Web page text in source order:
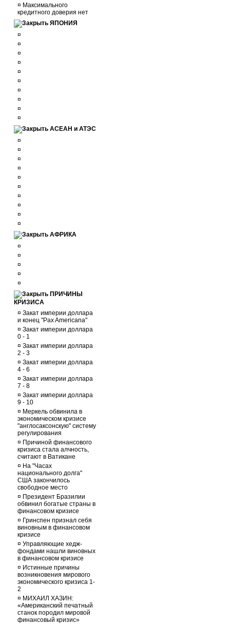
¤ Максимального
кредитного доверия нет
ЯПОНИЯ
¤
¤
¤
¤
¤
¤
¤
¤
¤
¤
АСЕАН и АТЭС
¤
¤
¤
¤
¤
¤
¤
¤
¤
¤
АФРИКА
¤
¤
¤
¤
¤
ПРИЧИНЫ
КРИЗИСА
¤ Закат империи доллара
и конец "Pax Americana"
¤ Закат империи доллара
0 - 1
¤ Закат империи доллара
2 - 3
¤ Закат империи доллара
4 - 6
¤ Закат империи доллара
7 - 8
¤ Закат империи доллара
9 - 10
¤ Меркель обвинила в
экономическом кризисе
"англосаксонскую" систему
регулирования
¤ Причиной финансового
кризиса стала алчность,
считают в Ватикане
¤ На "Часах
национального долга"
США закончилось
свободное место
¤ Президент Бразилии
обвинил богатые страны в
финансовом кризисе
¤ Гринспен признал себя
виновным в финансовом
кризисе
¤ Управляющие хедж-
фондами нашли виновных
в финансовом кризисе
¤ Истинные причины
возникновения мирового
экономического кризиса 1-
2
¤ МИХАИЛ ХАЗИН:
«Американский печатный
станок породил мировой
финансовый кризис»